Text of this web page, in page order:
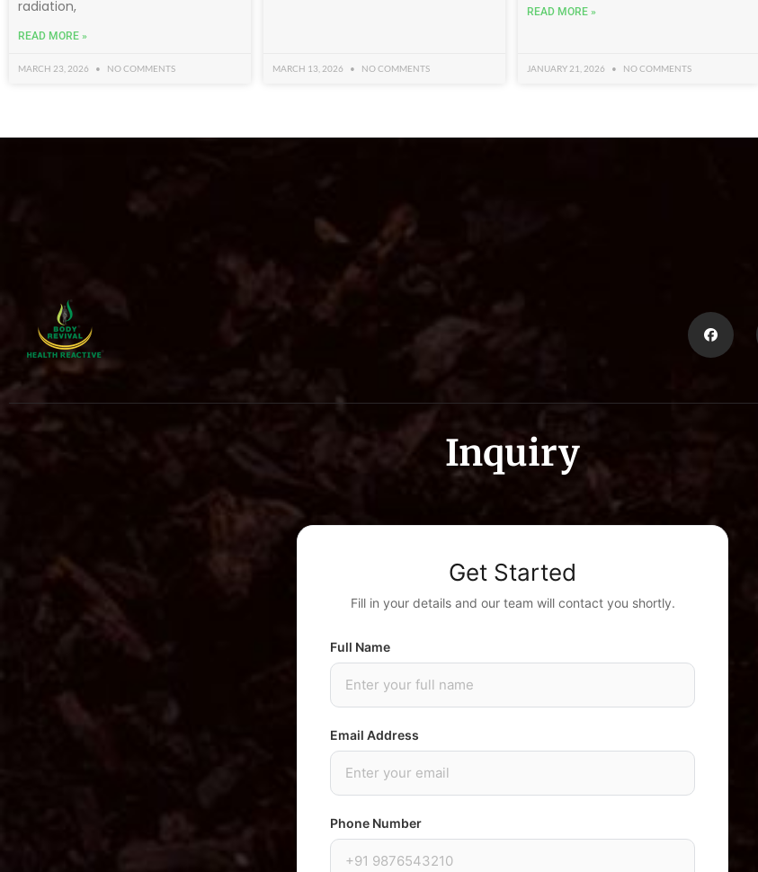
radiation,
READ MORE »
MARCH 23, 2026 NO COMMENTS MARCH 13, 2026 NO COMMENTS
READ MORE »
JANUARY 21, 2026 NO COMMENTS
Inquiry
Get Started
Fill in your details and our team will contact you shortly.
Full Name
Email Address
Phone Number